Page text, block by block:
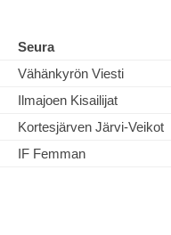
Seura
Vähänkyrön Viesti
Ilmajoen Kisailijat
Kortesjärven Järvi-Veikot
IF Femman